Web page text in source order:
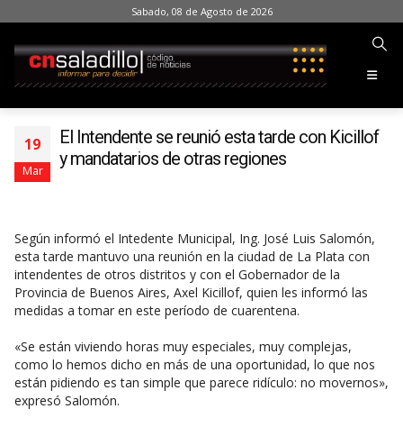
Sabado, 08 de Agosto de 2026
19
Mar
El Intendente se reunió esta tarde con Kicillof
y mandatarios de otras regiones
Según informó el Intedente Municipal, Ing. José Luis Salomón,
esta tarde mantuvo una reunión en la ciudad de La Plata con
intendentes de otros distritos y con el Gobernador de la
Provincia de Buenos Aires, Axel Kicillof, quien les informó las
medidas a tomar en este período de cuarentena.
«Se están viviendo horas muy especiales, muy complejas,
como lo hemos dicho en más de una oportunidad, lo que nos
están pidiendo es tan simple que parece ridículo: no movernos»,
expresó Salomón.